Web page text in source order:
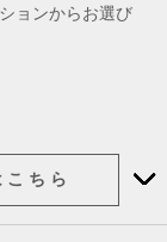
ョンからお選び
ちら